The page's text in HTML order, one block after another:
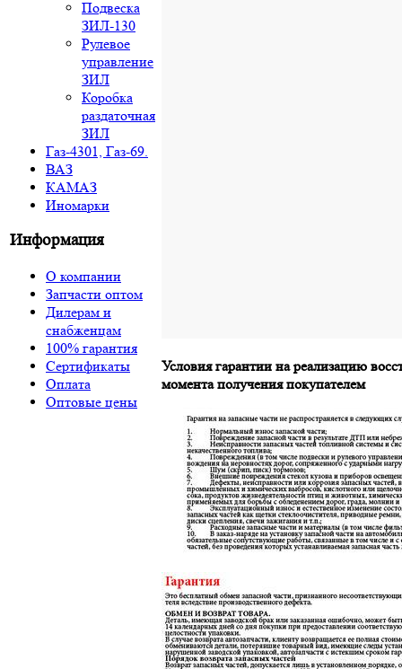
Подвеска
ЗИЛ-130
Рулевое
управление
ЗИЛ
Коробка
раздаточная
ЗИЛ
Газ-4301, Газ-69.
ВАЗ
КАМАЗ
Иномарки
Информация
О компании
Запчасти оптом
Дилерам и
снабженцам
100% гарантия
Сертификаты
Оплата
Оптовые цены
Условия гарантии на реализацию
момента получения покупателем